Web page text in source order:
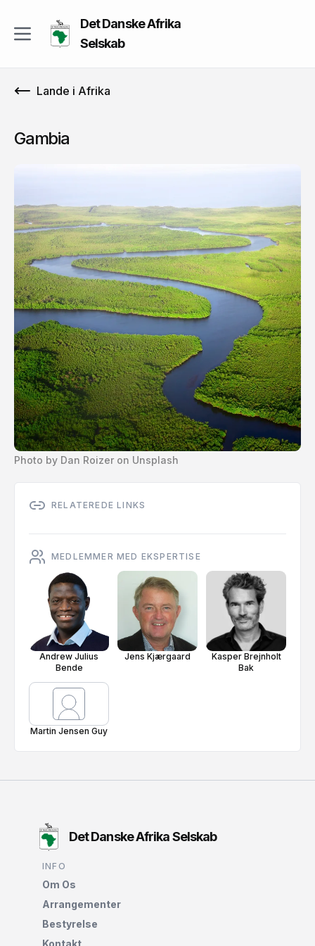
Det Danske Afrika
Selskab
Lande i Afrika
Gambia
Photo by Dan Roizer on Unsplash
RELATEREDE LINKS
MEDLEMMER MED EKSPERTISE
Andrew Julius
Bende
Jens Kjærgaard
Kasper Brejnholt
Bak
Martin Jensen Guy
Det Danske Afrika Selskab
INFO
Om Os
Arrangementer
Bestyrelse
Kontakt